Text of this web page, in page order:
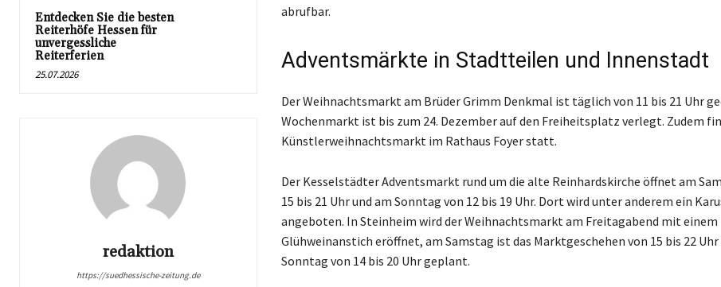
Entdecken Sie die besten
Reiterhöfe Hessen für
unvergessliche
Reiterferien
25.07.2026
redaktion
https://suedhessische-zeitung.de
abrufbar.
Adventsmärkte in Stadtteilen und Innenstadt
Der Weihnachtsmarkt am Brüder Grimm Denkmal ist täglich von 11 bis 21 Uhr
Wochenmarkt ist bis zum 24. Dezember auf den Freiheitsplatz verlegt. Zudem
Künstlerweihnachtsmarkt im Rathaus Foyer statt.
Der Kesselstädter Adventsmarkt rund um die alte Reinhardskirche öffnet am
15 bis 21 Uhr und am Sonntag von 12 bis 19 Uhr. Dort wird unter anderem ein
angeboten. In Steinheim wird der Weihnachtsmarkt am Freitagabend mit einem
Glühweinanstich eröffnet, am Samstag ist das Marktgeschehen von 15 bis 22 Uhr
Sonntag von 14 bis 20 Uhr geplant.